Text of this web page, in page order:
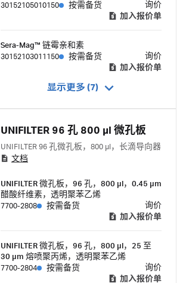
30152105010150
按需备货
询价
加入报价单
Sera-Mag™ 链霉亲和素
30152103011150
按需备货
询价
加入报价单
显示更多 (7)
UNIFILTER 96 孔 800 μl 微孔板
UNIFILTER 96 孔微孔板，800 μl，长滴导向器
文档
UNIFILTER 微孔板，96 孔，800 μl，0.45 μm
醋酸纤维素，透明聚苯乙烯
7700-2808
按需备货
询价
加入报价单
UNIFILTER 微孔板，96 孔，800 μl，25 至
30 μm 熔喷聚丙烯，透明聚苯乙烯
7700-2804
按需备货
询价
加入报价单